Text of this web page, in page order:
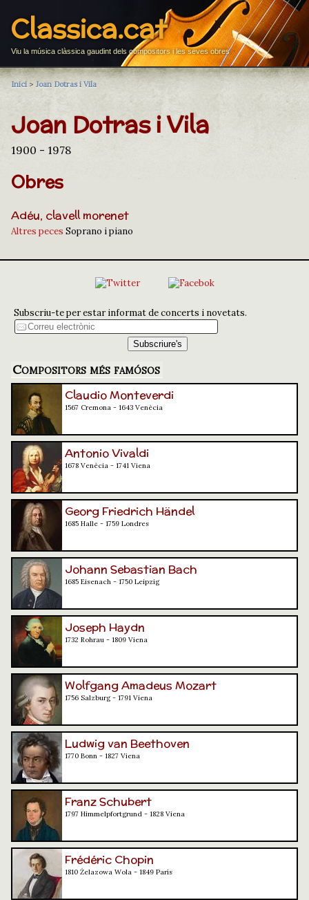
Classica.cat
Viu la música clàssica gaudint dels compositors i les seves obres
Inici > Joan Dotras i Vila
Joan Dotras i Vila
1900 - 1978
Obres
Adéu, clavell morenet
Altres peces Soprano i piano
Subscriu-te per estar informat de concerts i novetats.
Compositors més famósos
Claudio Monteverdi
1567 Cremona - 1643 Venècia
Antonio Vivaldi
1678 Venècia - 1741 Viena
Georg Friedrich Händel
1685 Halle - 1759 Londres
Johann Sebastian Bach
1685 Eisenach - 1750 Leipzig
Joseph Haydn
1732 Rohrau - 1809 Viena
Wolfgang Amadeus Mozart
1756 Salzburg - 1791 Viena
Ludwig van Beethoven
1770 Bonn - 1827 Viena
Franz Schubert
1797 Himmelpfortgrund - 1828 Viena
Frédéric Chopin
1810 Żelazowa Wola - 1849 París